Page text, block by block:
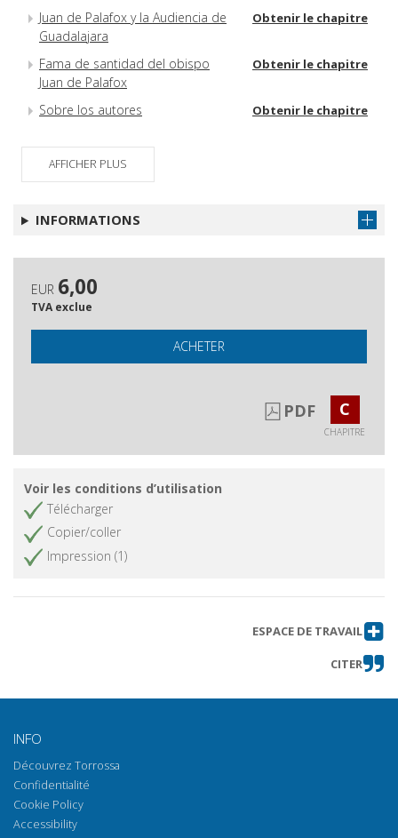
Juan de Palafox y la Audiencia de
Guadalajara
Obtenir le chapitre
Fama de santidad del obispo
Juan de Palafox
Obtenir le chapitre
Sobre los autores Obtenir le chapitre
AFFICHER PLUS
INFORMATIONS
EUR 6,00
TVA exclue
ACHETER
PDF C
CHAPITRE
Voir les conditions d’utilisation
Télécharger
Copier/coller
Impression (1)
ESPACE DE TRAVAIL
CITER
INFO
Découvrez Torrossa
Confidentialité
Cookie Policy
Accessibility